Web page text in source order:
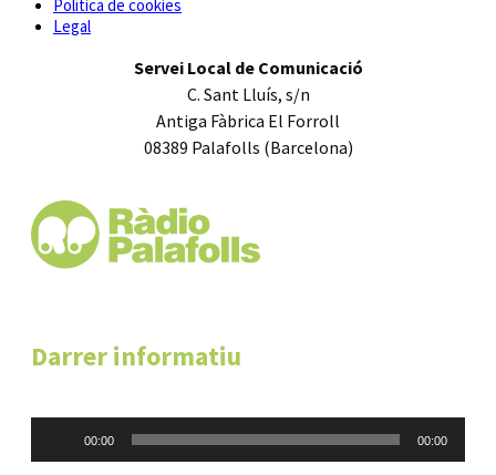
Política de cookies
Legal
Servei Local de Comunicació
C. Sant Lluís, s/n
Antiga Fàbrica El Forroll
08389 Palafolls (Barcelona)
Darrer informatiu
00:00 00:00